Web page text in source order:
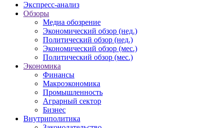
Экспресс-анализ
Обзоры
Медиа обозрение
Экономический обзор (нед.)
Политический обзор (нед.)
Экономический обзор (мес.)
Политический обзор (мес.)
Экономика
Финансы
Макроэкономика
Промышленность
Аграрный сектор
Бизнес
Внутриполитика